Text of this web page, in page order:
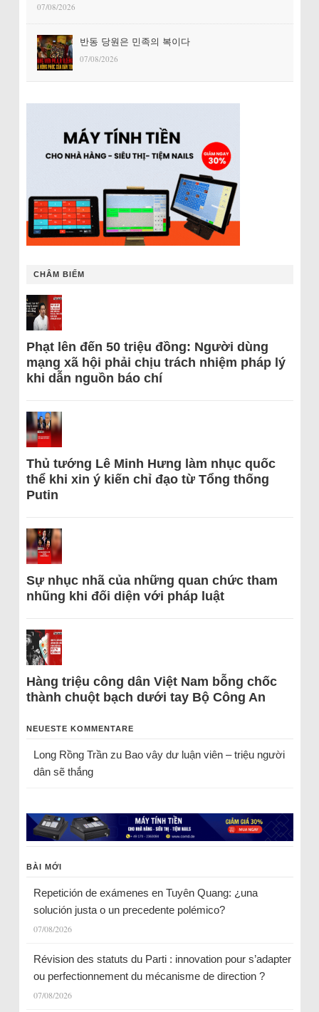
07/08/2026
반동 당원은 민족의 복이다
07/08/2026
CHÂM BIẾM
Phạt lên đến 50 triệu đồng: Người dùng
mạng xã hội phải chịu trách nhiệm pháp lý
khi dẫn nguồn báo chí
Thủ tướng Lê Minh Hưng làm nhục quốc
thể khi xin ý kiến chỉ đạo từ Tổng thống
Putin
Sự nhục nhã của những quan chức tham
nhũng khi đối diện với pháp luật
Hàng triệu công dân Việt Nam bỗng chốc
thành chuột bạch dưới tay Bộ Công An
NEUESTE KOMMENTARE
Long Rồng Trầnzu Bao vây dư luận viên – triệu người
dân sẽ thắng
BÀI MỚI
Repetición de exámenes en Tuyên Quang: ¿una
solución justa o un precedente polémico?
07/08/2026
Révision des statuts du Parti : innovation pour s’adapter
ou perfectionnement du mécanisme de direction ?
07/08/2026